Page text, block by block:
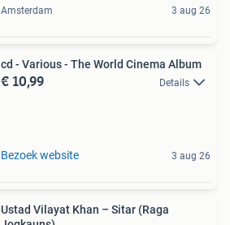
Amsterdam 3 aug 26
cd - Various - The World Cinema Album
€ 10,99 Details
Bezoek website 3 aug 26
Ustad Vilayat Khan – Sitar (Raga